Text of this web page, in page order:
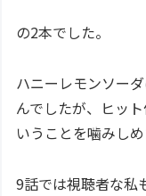
の2本でした。
ハニーレモンソー
んでしたが、ヒッ
いうことを噛みしめ
9話では視聴者な私